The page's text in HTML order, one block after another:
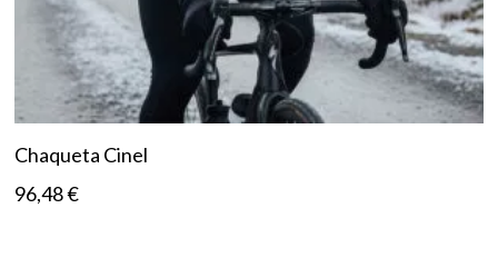
Chaqueta Cinel
96,48€